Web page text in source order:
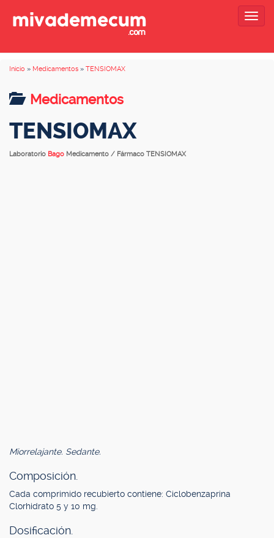
Inicio » Medicamentos » TENSIOMAX
Medicamentos
TENSIOMAX
Laboratorio Bago Medicamento / Fármaco TENSIOMAX
Miorrelajante. Sedante.
Composición.
Cada comprimido recubierto contiene: Ciclobenzaprina
Clorhidrato 5 y 10 mg.
Dosificación.